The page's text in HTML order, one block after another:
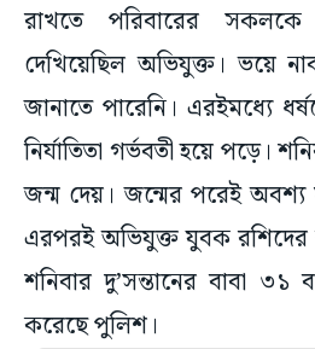
রাখতে পরিবারের
দেখিয়েছিল অভিযুক্ত। ভয়ে
জানাতে পারেনি। এরইমধ্যে
নির্যাতিতা গর্ভবতী হয়ে পড়ে।
জন্ম দেয়। জন্মের পরেই
এরপরই অভিযুক্ত যুবক রশিদের
শনিবার দু’সন্তানের বাবা ৩১
করেছে পুলিশ।